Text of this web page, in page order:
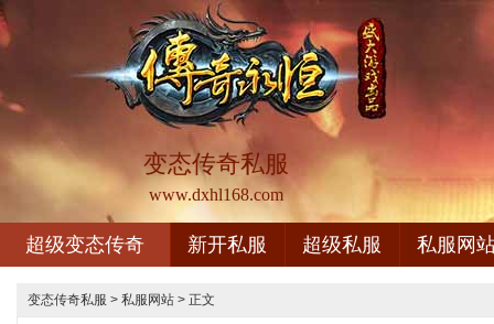
变态传奇私服
www.dxhl168.com
超级变态传奇 新开私服 超级私服 私服网
变态传奇私服 > 私服网站 > 正文